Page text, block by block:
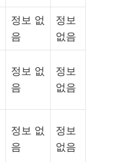
정보 없
음
정보
없음
정보 없
음
정보
없음
정보 없
음
정보
없음